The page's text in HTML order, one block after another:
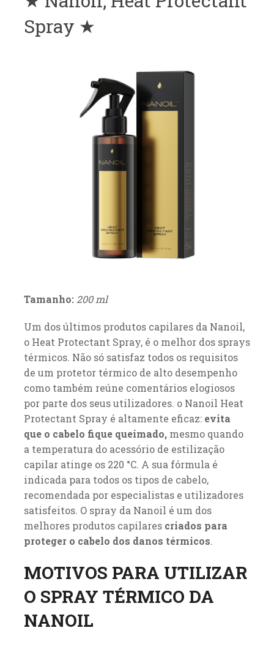
Spray ★
Tamanho: 200 ml
Um dos últimos produtos capilares da Nanoil,
o Heat Protectant Spray, é o melhor dos sprays
térmicos. Não só satisfaz todos os requisitos
de um protetor térmico de alto desempenho
como também reúne comentários elogiosos
por parte dos seus utilizadores. o Nanoil Heat
Protectant Spray é altamente eficaz: evita
que o cabelo fique queimado,mesmo quando
a temperatura do acessório de estilização
capilar atinge os 220 °C. A sua fórmula é
indicada para todos os tipos de cabelo,
recomendada por especialistas e utilizadores
satisfeitos. O spray da Nanoil é um dos
melhores produtos capilares criados para
proteger o cabelo dos danos térmicos.
MOTIVOS PARA UTILIZAR
O SPRAY TÉRMICO DA
NANOIL